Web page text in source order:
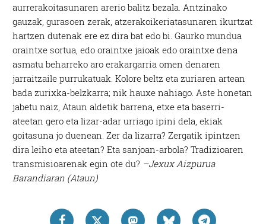
aurrerakoitasunaren arerio balitz bezala. Antzinako
gauzak, gurasoen zerak, atzerakoikeriatasunaren ikurtzat
hartzen dutenak ere ez dira bat edo bi. Gaurko mundua
oraintxe sortua, edo oraintxe jaioak edo oraintxe dena
asmatu beharreko aro erakargarria omen denaren
jarraitzaile purrukatuak. Kolore beltz eta zuriaren artean
bada zurixka-belzkarra; nik hauxe nahiago. Aste honetan
jabetu naiz, Ataun aldetik barrena, etxe eta baserri-
ateetan gero eta lizar-adar urriago ipini dela, ekiak
goitasuna jo duenean. Zer da lizarra? Zergatik ipintzen
dira leiho eta ateetan? Eta sanjoan-arbola? Tradizioaren
transmisioarenak egin ote du? –Jexux Aizpurua
Barandiaran (Ataun)